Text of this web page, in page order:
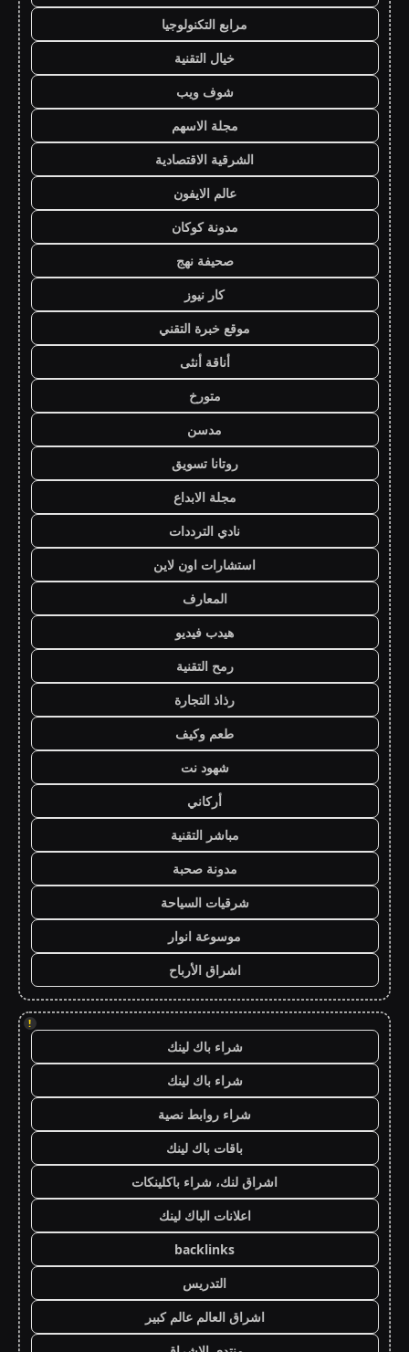
مرابع التكنولوجيا
خيال التقنية
شوف ويب
مجلة الاسهم
الشرقية الاقتصادية
عالم الايفون
مدونة كوكان
صحيفة نهج
كار نيوز
موقع خبرة التقني
أناقة أنثى
متورخ
مدسن
روتانا تسويق
مجلة الابداع
نادي الترددات
استشارات اون لاين
المعارف
هيدب فيديو
رمح التقنية
رذاذ التجارة
طعم وكيف
شهود نت
أركاني
مباشر التقنية
مدونة صحبة
شرقيات السياحة
موسوعة انوار
اشراق الأرباح
!
شراء باك لينك
شراء باك لينك
شراء روابط نصية
باقات باك لينك
اشراق لنك، شراء باكلينكات
اعلانات الباك لينك
backlinks
التدريس
اشراق العالم عالم كبير